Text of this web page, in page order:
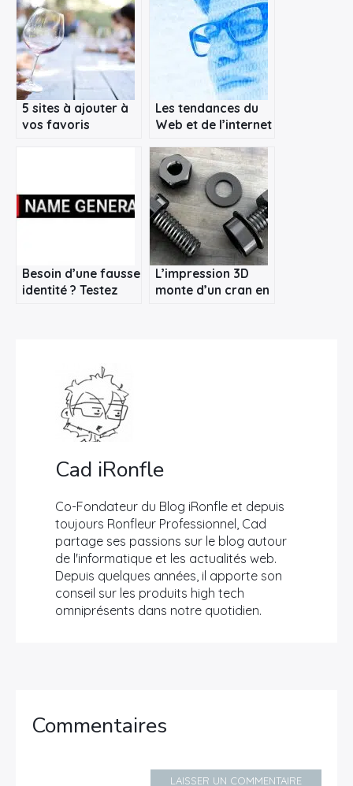
5 sites à ajouter à
vos favoris
Les tendances du
Web et de l’internet
Besoin d’une fausse
identité ? Testez
L’impression 3D
monte d’un cran en
Cad iRonfle
Co-Fondateur du Blog iRonfle et depuis
toujours Ronfleur Professionnel, Cad
partage ses passions sur le blog autour
de l'informatique et les actualités web.
Depuis quelques années, il apporte son
conseil sur les produits high tech
omniprésents dans notre quotidien.
Commentaires
LAISSER UN COMMENTAIRE
Rechercher
: